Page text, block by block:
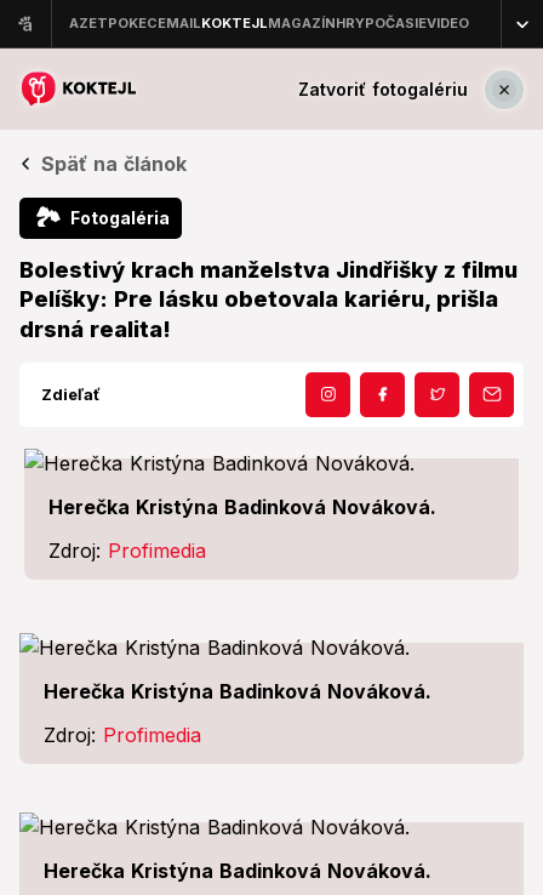
Zatvoriť fotogalériu
Späť na článok
🏞 Fotogaléria
Bolestivý krach manželstva Jindřišky z filmu
Pelíšky: Pre lásku obetovala kariéru, prišla
drsná realita!
Zdieľať
Herečka Kristýna Badinková Nováková.
Zdroj: Profimedia
Herečka Kristýna Badinková Nováková.
Zdroj: Profimedia
Herečka Kristýna Badinková Nováková.